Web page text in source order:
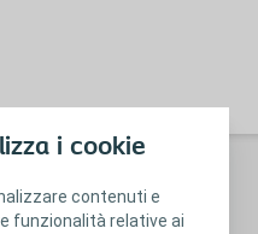
i cookie
contenuti e
funzionalità relative ai